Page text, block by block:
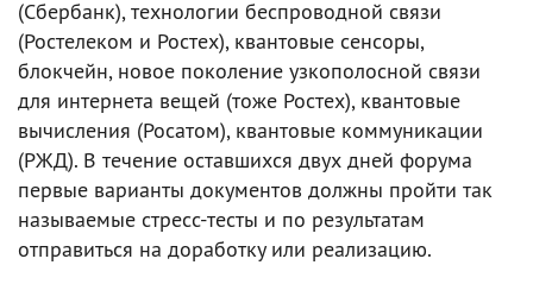
(Сбербанк), технологии беспроводной связи
(Ростелеком и Ростех), квантовые сенсоры,
блокчейн, новое поколение узкополосной связи
для интернета вещей (тоже Ростех), квантовые
вычисления (Росатом), квантовые коммуникации
(РЖД). В течение оставшихся двух дней форума
первые варианты документов должны пройти так
называемые стресс-тесты и по результатам
отправиться на доработку или реализацию.